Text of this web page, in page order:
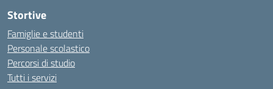
Stortive
Famiglie e studenti
Personale scolastico
Percorsi di studio
Tutti i servizi